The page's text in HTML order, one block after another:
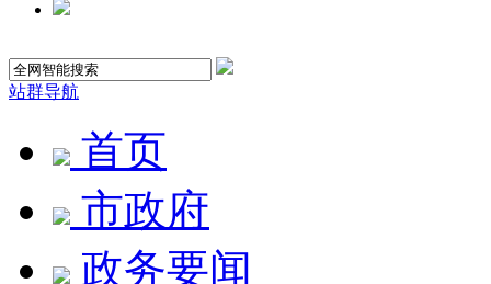
站群导航
首页
市政府
政务要闻